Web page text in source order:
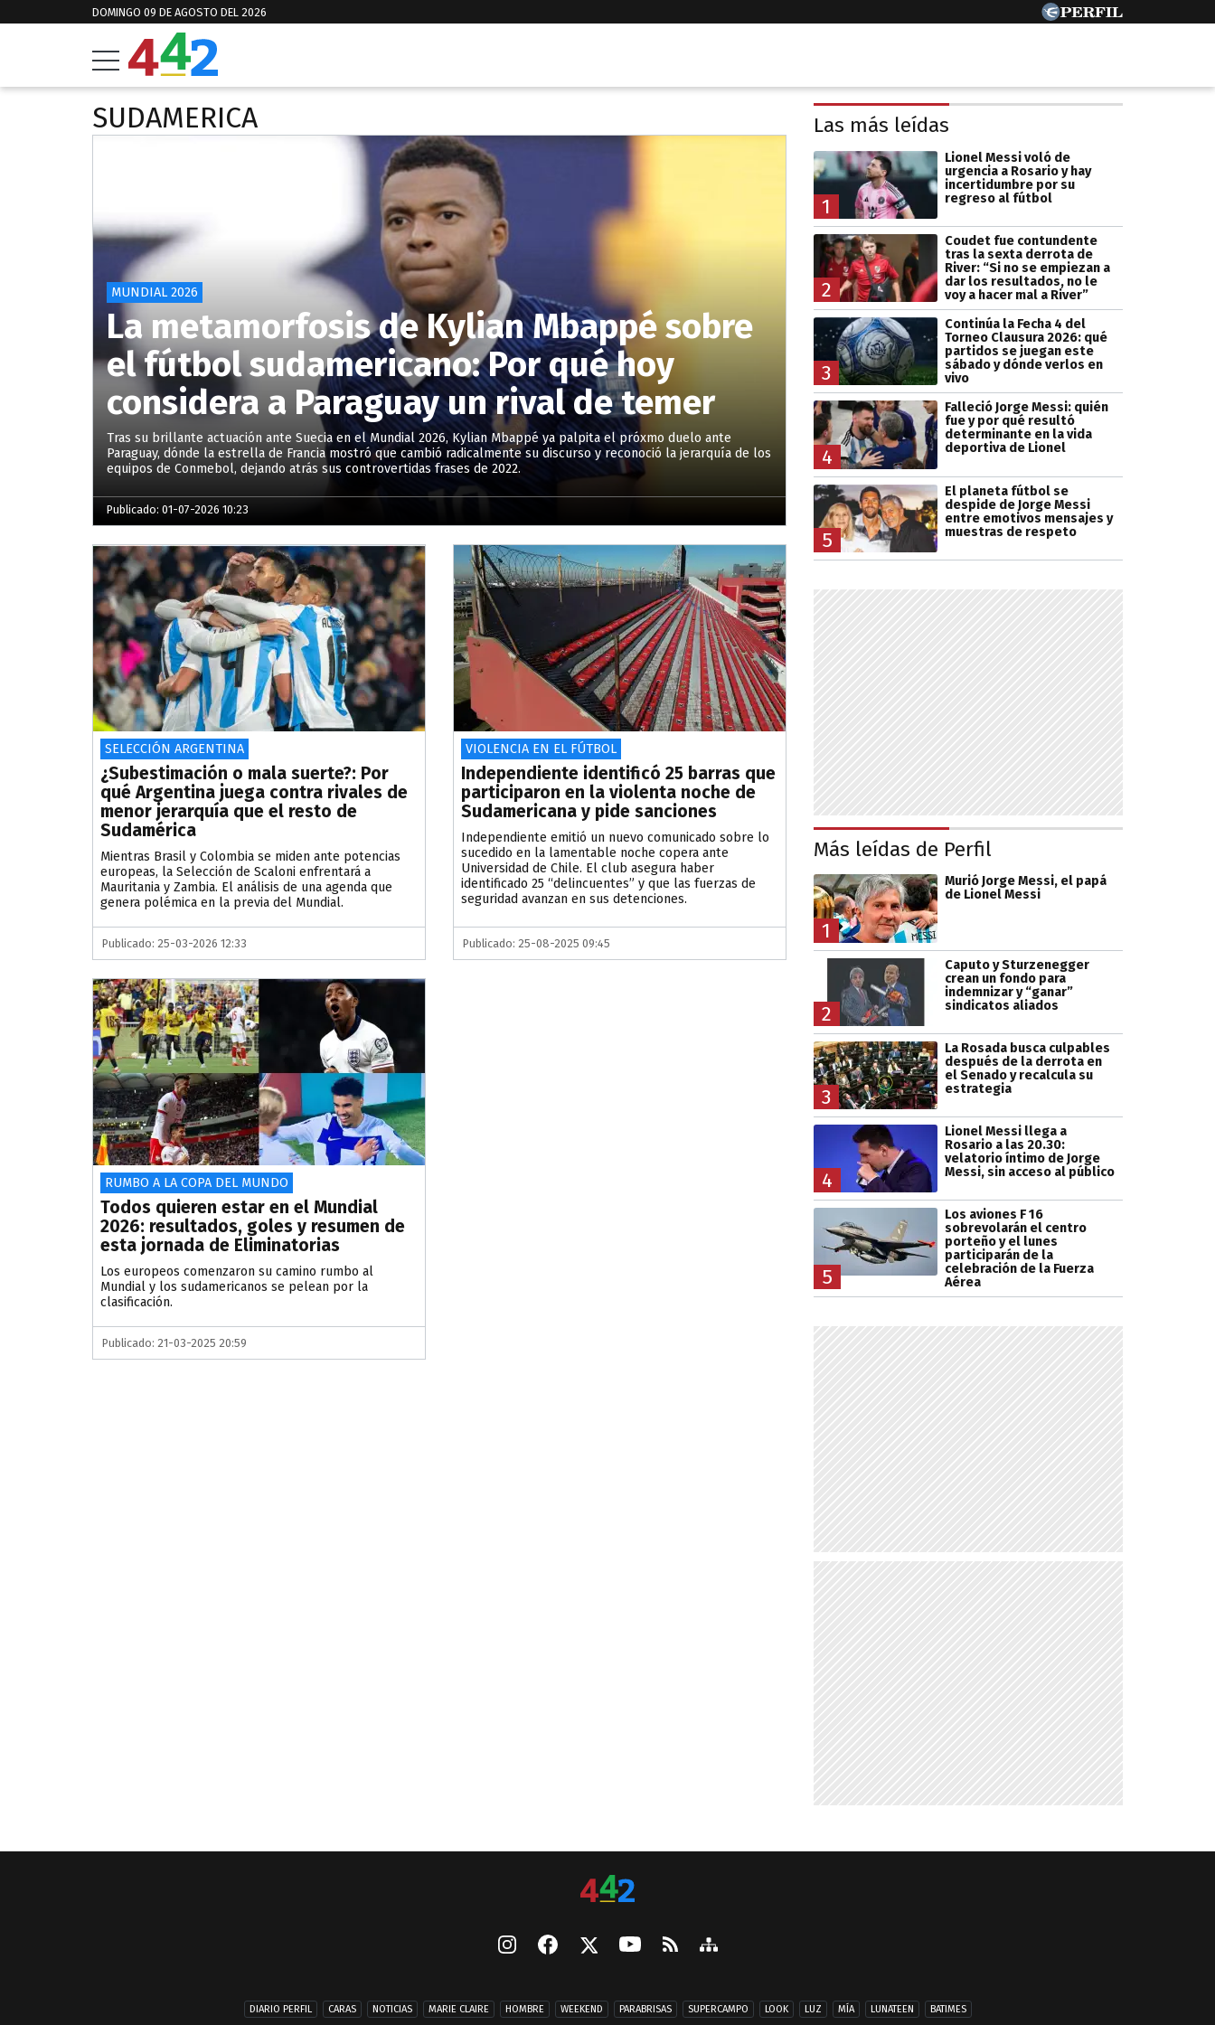
DOMINGO 09 DE AGOSTO DEL 2026
SUDAMERICA
MUNDIAL 2026
La metamorfosis de Kylian Mbappé sobre
el fútbol sudamericano: Por qué hoy
considera a Paraguay un rival de temer
Tras su brillante actuación ante Suecia en el Mundial 2026, Kylian Mbappé ya palpita el próxmo duelo ante
Paraguay, dónde la estrella de Francia mostró que cambió radicalmente su discurso y reconoció la jerarquía de los
equipos de Conmebol, dejando atrás sus controvertidas frases de 2022.
Publicado: 01-07-2026 10:23
SELECCIÓN ARGENTINA
¿Subestimación o mala suerte?: Por
qué Argentina juega contra rivales de
menor jerarquía que el resto de
Sudamérica
Mientras Brasil y Colombia se miden ante potencias
europeas, la Selección de Scaloni enfrentará a
Mauritania y Zambia. El análisis de una agenda que
genera polémica en la previa del Mundial.
Publicado: 25-03-2026 12:33
VIOLENCIA EN EL FÚTBOL
Independiente identificó 25 barras que
participaron en la violenta noche de
Sudamericana y pide sanciones
Independiente emitió un nuevo comunicado sobre lo
sucedido en la lamentable noche copera ante
Universidad de Chile. El club asegura haber
identificado 25 “delincuentes” y que las fuerzas de
seguridad avanzan en sus detenciones.
Publicado: 25-08-2025 09:45
RUMBO A LA COPA DEL MUNDO
Todos quieren estar en el Mundial
2026: resultados, goles y resumen de
esta jornada de Eliminatorias
Los europeos comenzaron su camino rumbo al
Mundial y los sudamericanos se pelean por la
clasificación.
Publicado: 21-03-2025 20:59
Las más leídas
1
Lionel Messi voló de
urgencia a Rosario y hay
incertidumbre por su
regreso al fútbol
2
Coudet fue contundente
tras la sexta derrota de
River: “Si no se empiezan a
dar los resultados, no le
voy a hacer mal a River”
3
Continúa la Fecha 4 del
Torneo Clausura 2026: qué
partidos se juegan este
sábado y dónde verlos en
vivo
4
Falleció Jorge Messi: quién
fue y por qué resultó
determinante en la vida
deportiva de Lionel
5
El planeta fútbol se
despide de Jorge Messi
entre emotivos mensajes y
muestras de respeto
Más leídas de Perfil
1
Murió Jorge Messi, el papá
de Lionel Messi
2
Caputo y Sturzenegger
crean un fondo para
indemnizar y “ganar”
sindicatos aliados
3
La Rosada busca culpables
después de la derrota en
el Senado y recalcula su
estrategia
4
Lionel Messi llega a
Rosario a las 20.30:
velatorio íntimo de Jorge
Messi, sin acceso al público
5
Los aviones F 16
sobrevolarán el centro
porteño y el lunes
participarán de la
celebración de la Fuerza
Aérea
DIARIO PERFIL CARAS NOTICIAS MARIE CLAIRE HOMBRE WEEKEND PARABRISAS SUPERCAMPO LOOK LUZ MÍA LUNATEEN BATIMES